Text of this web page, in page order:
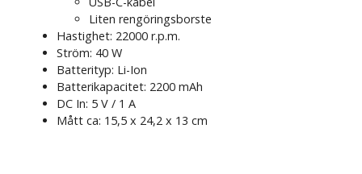
Liten rengöringsborste
Hastighet: 22000 r.p.m.
Ström: 40 W
Batterityp: Li-Ion
Batterikapacitet: 2200 mAh
DC In: 5 V / 1 A
Mått ca: 15,5 x 24,2 x 13 cm